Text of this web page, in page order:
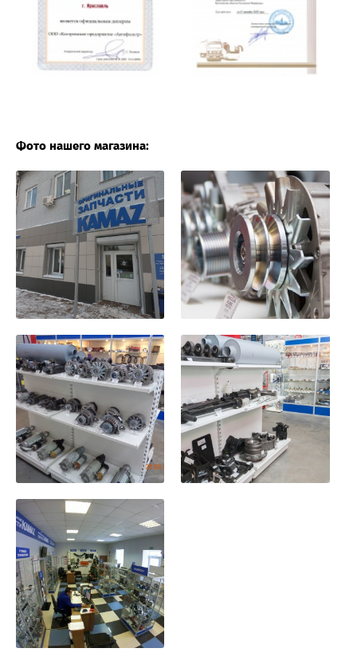
Фото нашего магазина: